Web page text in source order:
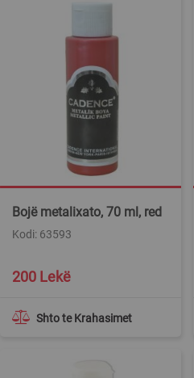
Bojë metalixato, 70 ml, red
Kodi: 63593
Shto te Krahasimet
200 Lekë